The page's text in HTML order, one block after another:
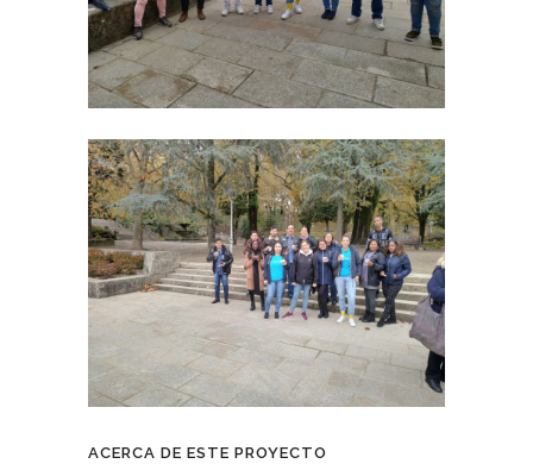
ACERCA DE ESTE PROYECTO